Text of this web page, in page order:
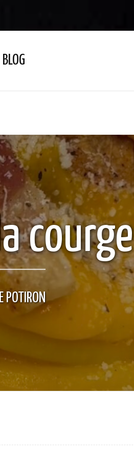
BLOG
courge
POTIRON